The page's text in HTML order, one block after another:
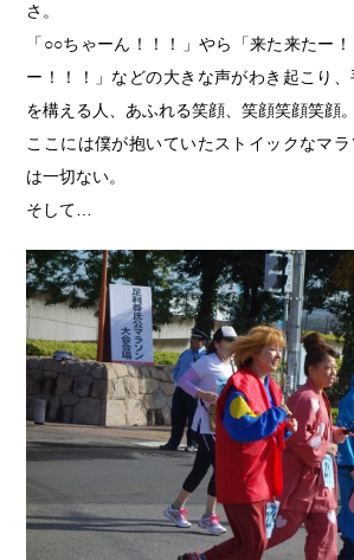
さ。
「○○ちゃーん！！！」やら「来た来たー
ー！！！」などの大きな声がわき起こり
を構える人、あふれる笑顔、笑顔笑顔笑顔。
ここには僕が抱いていたストイックなマ
は一切ない。
そして…